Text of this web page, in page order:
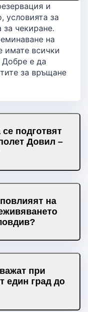
и
условията за
чекиране.
на
имате всички
е да
за връщане
подготвят
Довил –
на
при
един град до